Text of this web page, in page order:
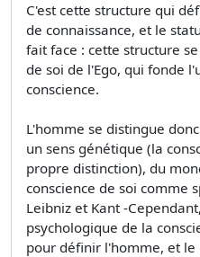
C'est cette structure qui
de connaissance, et le
fait face : cette structure
de soi de l'Ego, qui fonde
conscience.
L'homme se distingue
un sens génétique (la
propre distinction), du
conscience de soi comme
Leibniz et Kant -
psychologique de la
pour définir l'homme, et